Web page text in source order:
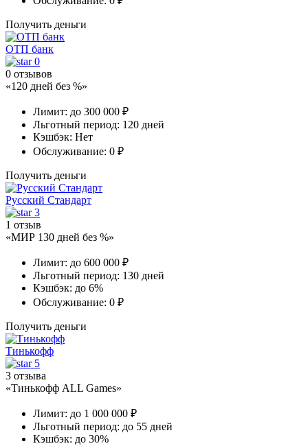
Получить деньги
ОТП банк
0
0 отзывов
«120 дней без %»
Лимит: до 300 000 ₽
Льготный период: 120 дней
Кэшбэк: Нет
Обслуживание: 0 ₽
Получить деньги
Русский Стандарт
3
1 отзыв
«МИР 130 дней без %»
Лимит: до 600 000 ₽
Льготный период: 130 дней
Кэшбэк: до 6%
Обслуживание: 0 ₽
Получить деньги
Тинькофф
5
3 отзыва
«Тинькофф ALL Games»
Лимит: до 1 000 000 ₽
Льготный период: до 55 дней
Кэшбэк: до 30%